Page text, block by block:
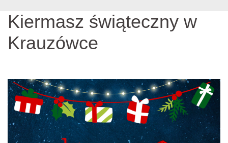
Kiermasz świąteczny w
Krauzówce